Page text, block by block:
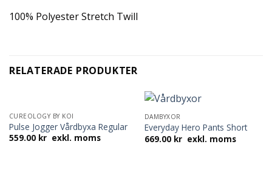
100% Polyester Stretch Twill
RELATERADE PRODUKTER
CUREOLOGY BY KOI
Pulse Jogger Vårdbyxa Regular
559.00 krexkl. moms
DAMBYXOR
Everyday Hero Pants Short
669.00 krexkl. moms